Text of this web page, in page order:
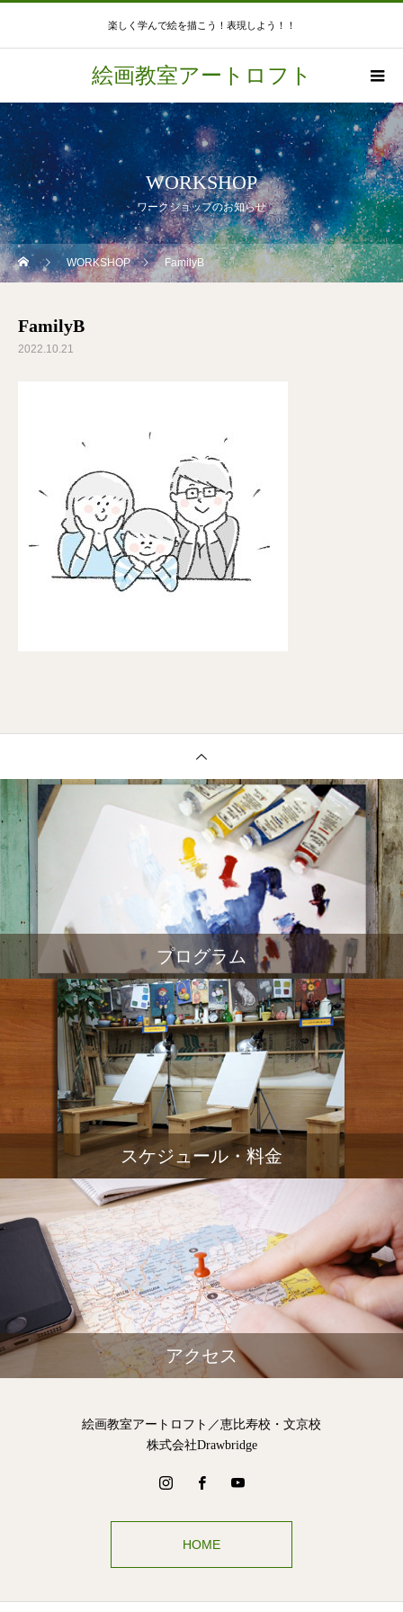
楽しく学んで絵を描こう！表現しよう！！
絵画教室アートロフト
WORKSHOP
ワークショップのお知らせ
WORKSHOP FamilyB
FamilyB
2022.10.21
プログラム
スケジュール・料金
アクセス
絵画教室アートロフト／恵比寿校・文京校
株式会社Drawbridge
HOME